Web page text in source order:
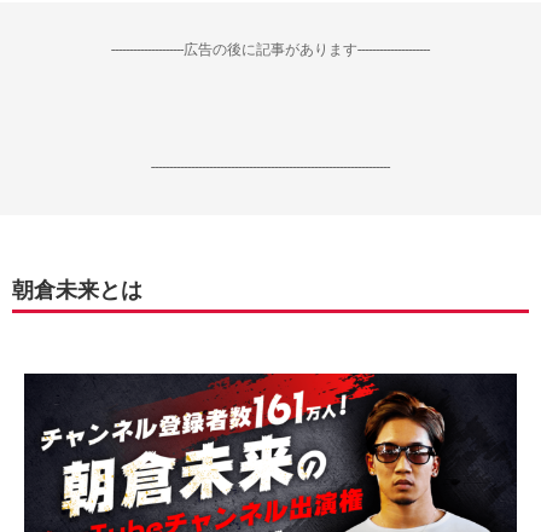
--------------------広告の後に記事があります--------------------
------------------------------------------------------------------
朝倉未来とは